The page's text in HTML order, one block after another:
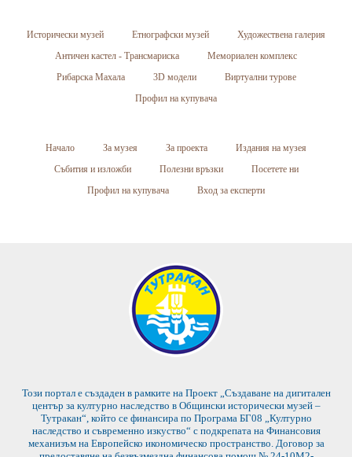
Исторически музей Етнографски музей
Художествена галерия
Античен кастел - Трансмариска
Мемориален комплекс
Рибарска Махала
3D модели
Виртуални турове
Профил на купувача
Начало За музея За проекта
Издания на музея
Събития и изложби
Полезни връзки
Посетете ни
Профил на купувача
Вход за експерти
Този портал е създаден в рамките на Проект „Създаване на дигитален
център за културно наследство в Общински исторически музей –
Тутракан“, който се финансира по Програма БГ08 „Културно
наследство и съвременно изкуство“ с подкрепата на Финансовия
механизъм на Европейско икономическо пространство. Договор за